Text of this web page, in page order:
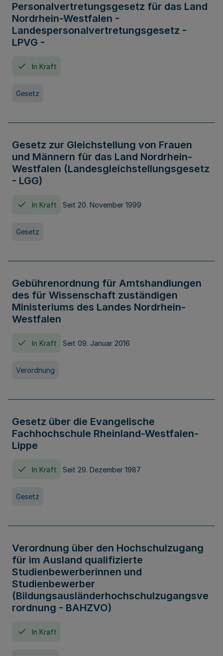
Personalvertretungsgesetz für das Land
Nordrhein-Westfalen -
Landespersonalvertretungsgesetz -
LPVG -
In Kraft
Gesetz
Gesetz zur Gleichstellung von Frauen
und Männern für das Land Nordrhein-
Westfalen (Landesgleichstellungsgesetz
- LGG)
In Kraft Seit 20. November 1999
Gesetz
Gebührenordnung für Amtshandlungen
des für Wissenschaft zuständigen
Ministeriums des Landes Nordrhein-
Westfalen
In Kraft Seit 09. Januar 2016
Verordnung
Gesetz über die Evangelische
Fachhochschule Rheinland-Westfalen-
Lippe
In Kraft Seit 29. Dezember 1987
Gesetz
Verordnung über den Hochschulzugang
für im Ausland qualifizierte
Studienbewerberinnen und
Studienbewerber
(Bildungsausländerhochschulzugangsve
rordnung - BAHZVO)
In Kraft